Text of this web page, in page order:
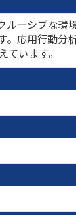
ルーシブな環
。応用行動分
います。